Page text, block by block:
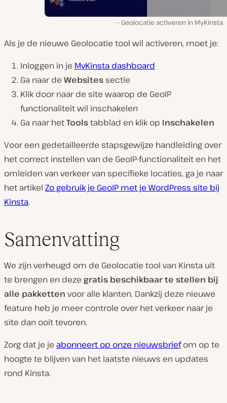
Geolocatie activeren in MyKinsta
Als je de nieuwe Geolocatie tool wil activeren, moet je:
Inloggen in je MyKinsta dashboard
Ga naar de Websites sectie
Klik door naar de site waarop de GeoIP
functionaliteit wil inschakelen
Ga naar hetToolstabblad en klik op Inschakelen
Voor een gedetailleerde stapsgewijze handleiding over
het correct instellen van de GeoIP-functionaliteit en het
omleiden van verkeer van specifieke locaties, ga je naar
het artikel Zo gebruik je GeoIP met je WordPress site bij
Kinsta.
Samenvatting
We zijn verheugd om de Geolocatie tool van Kinsta uit
te brengen en deze gratis beschikbaar te stellen bij
alle pakketten voor alle klanten. Dankzij deze nieuwe
feature heb je meer controle over het verkeer naar je
site dan ooit tevoren.
Zorg dat je je abonneert op onze nieuwsbriefom op te
hoogte te blijven van het laatste nieuws en updates
rond Kinsta.